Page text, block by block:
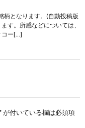
柄となります。(自動投稿版
す。所感などについては、
コー[…]
が付いている欄は必須項